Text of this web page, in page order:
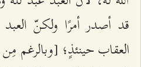
قد أصدر أمرًا ولكنّ
العقاب حينئذٍ؛ [وبالرغم